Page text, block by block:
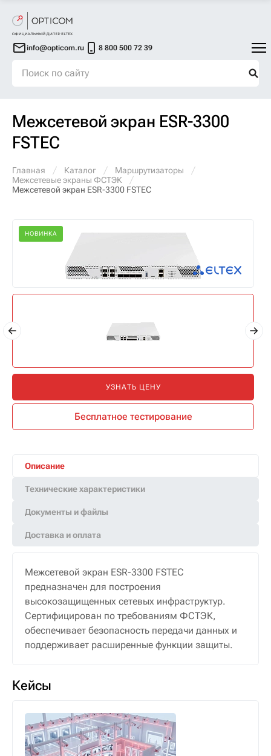
info@opticom.ru 8 800 500 72 39
Межсетевой экран ESR-3300
FSTEC
Главная Каталог
Маршрутизаторы
Межсетевые экраны ФСТЭК
Межсетевой экран ESR-3300 FSTEC
НОВИНКА
УЗНАТЬ ЦЕНУ
Бесплатное тестирование
Описание
Технические характеристики
Документы и файлы
Доставка и оплата
Межсетевой экран ESR-3300 FSTEC
предназначен для построения
высокозащищенных сетевых инфраструктур.
Сертифицирован по требованиям ФСТЭК,
обеспечивает безопасность передачи данных и
поддерживает расширенные функции защиты.
Кейсы